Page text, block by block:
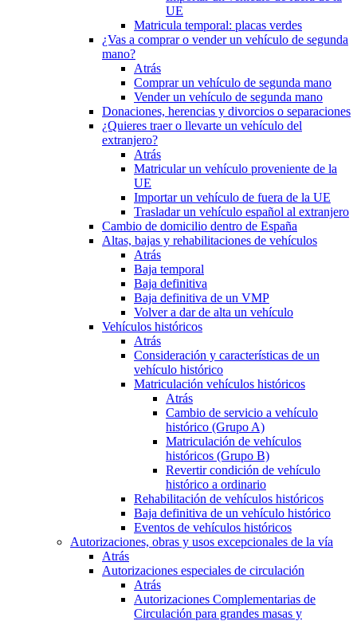
UE
Matricula temporal: placas verdes
¿Vas a comprar o vender un vehículo de segunda
mano?
Atrás
Comprar un vehículo de segunda mano
Vender un vehículo de segunda mano
Donaciones, herencias y divorcios o separaciones
¿Quieres traer o llevarte un vehículo del
extranjero?
Atrás
Matricular un vehículo proveniente de la
UE
Importar un vehículo de fuera de la UE
Trasladar un vehículo español al extranjero
Cambio de domicilio dentro de España
Altas, bajas y rehabilitaciones de vehículos
Atrás
Baja temporal
Baja definitiva
Baja definitiva de un VMP
Volver a dar de alta un vehículo
Vehículos históricos
Atrás
Consideración y características de un
vehículo histórico
Matriculación vehículos históricos
Atrás
Cambio de servicio a vehículo
histórico (Grupo A)
Matriculación de vehículos
históricos (Grupo B)
Revertir condición de vehículo
histórico a ordinario
Rehabilitación de vehículos históricos
Baja definitiva de un vehículo histórico
Eventos de vehículos históricos
Autorizaciones, obras y usos excepcionales de la vía
Atrás
Autorizaciones especiales de circulación
Atrás
Autorizaciones Complementarias de
Circulación para grandes masas y